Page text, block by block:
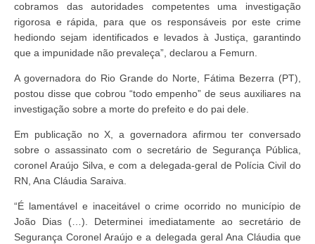
cobramos das autoridades competentes uma investigação
rigorosa e rápida, para que os responsáveis por este crime
hediondo sejam identificados e levados à Justiça, garantindo
que a impunidade não prevaleça”, declarou a Femurn.
A governadora do Rio Grande do Norte, Fátima Bezerra (PT),
postou disse que cobrou “todo empenho” de seus auxiliares na
investigação sobre a morte do prefeito e do pai dele.
Em publicação no X, a governadora afirmou ter conversado
sobre o assassinato com o secretário de Segurança Pública,
coronel Araújo Silva, e com a delegada-geral de Polícia Civil do
RN, Ana Cláudia Saraiva.
“É lamentável e inaceitável o crime ocorrido no município de
João Dias (…). Determinei imediatamente ao secretário de
Segurança Coronel Araújo e a delegada geral Ana Cláudia que